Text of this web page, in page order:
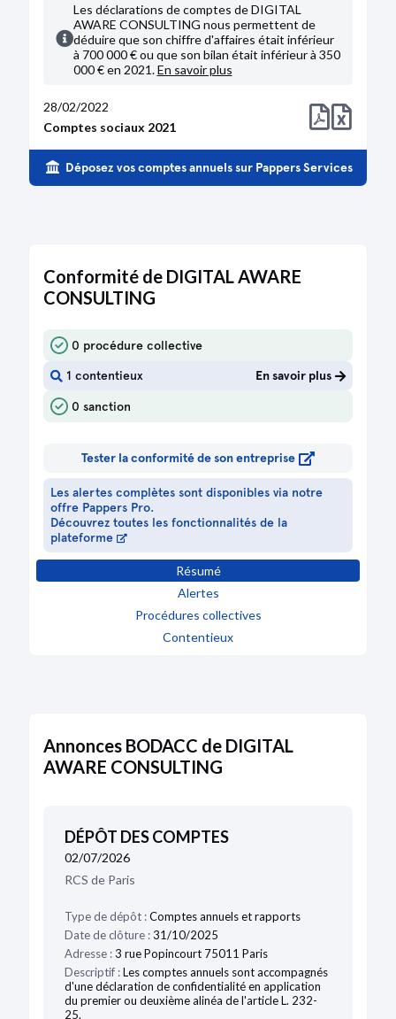
Les déclarations de comptes de DIGITAL
AWARE CONSULTING nous permettent de
déduire que son chiffre d'affaires était inférieur
à 700 000 € ou que son bilan était inférieur à 350
000 € en 2021.En savoir plus
Comptes sociaux 2021
28/02/2022
Déposez vos comptes annuels sur Pappers Services
Conformité de DIGITAL AWARE
CONSULTING
0 procédure collective
1 contentieux En savoir plus
0 sanction
Tester la conformité de son entreprise
Les alertes complètes sont disponibles via notre
offre Pappers Pro.
Découvrez toutes les fonctionnalités de la
plateforme
Résumé
Alertes
Procédures collectives
Contentieux
Annonces BODACC de DIGITAL
AWARE CONSULTING
DÉPÔT DES COMPTES
02/07/2026
RCS de Paris
Type de dépôt :Comptes annuels et rapports
Date de clôture :31/10/2025
Adresse :3 rue Popincourt 75011 Paris
Descriptif :Les comptes annuels sont accompagnés
d'une déclaration de confidentialité en application
du premier ou deuxième alinéa de l'article L. 232-
25.